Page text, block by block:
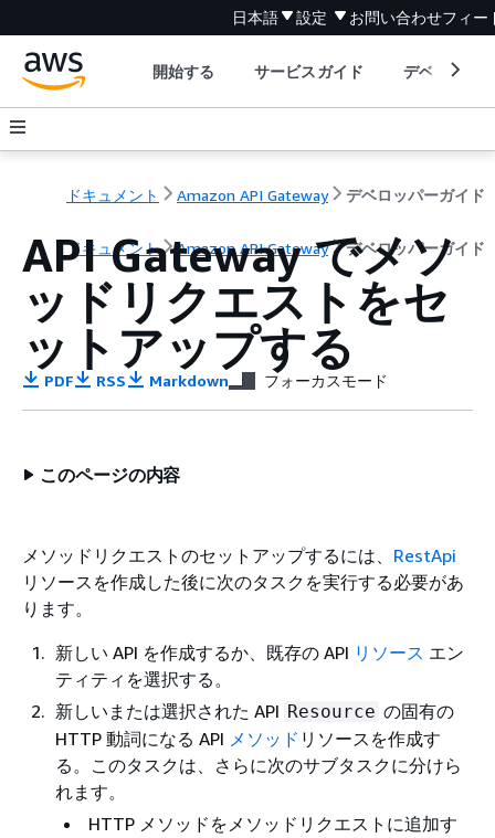
日本語 設定 お問い合わせフィー
開始する サービスガイド デベロッパ
ドキュメント Amazon API Gateway デベロッパーガイド
ドキュメント Amazon API Gateway デベロッパーガイド
API Gateway でメソ
ッドリクエストをセ
ットアップする
PDF RSS Markdown フォーカスモード
このページの内容
メソッドリクエストのセットアップするには、 RestApi
リソースを作成した後に次のタスクを実行する必要があ
ります。
新しい API を作成するか、既存の API リソース エン
ティティを選択する。
新しいまたは選択された API Resource の固有の
HTTP 動詞になる API メソッド リソースを作成す
る。このタスクは、さらに次のサブタスクに分けら
れます。
HTTP メソッドをメソッドリクエストに追加す